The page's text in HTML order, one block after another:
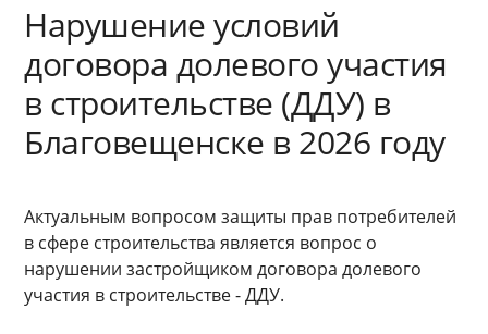
Нарушение условий
договора долевого участия
в строительстве (ДДУ) в
Благовещенске в 2026 году
Актуальным вопросом защиты прав потребителей
в сфере строительства является вопрос о
нарушении застройщиком договора долевого
участия в строительстве - ДДУ.